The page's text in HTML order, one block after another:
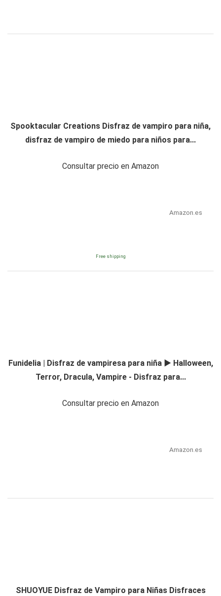
Spooktacular Creations Disfraz de vampiro para niña,
disfraz de vampiro de miedo para niños para...
Consultar precio en Amazon
Amazon.es
Free shipping
Funidelia | Disfraz de vampiresa para niña ▶ Halloween,
Terror, Dracula, Vampire - Disfraz para...
Consultar precio en Amazon
Amazon.es
SHUOYUE Disfraz de Vampiro para Niñas Disfraces